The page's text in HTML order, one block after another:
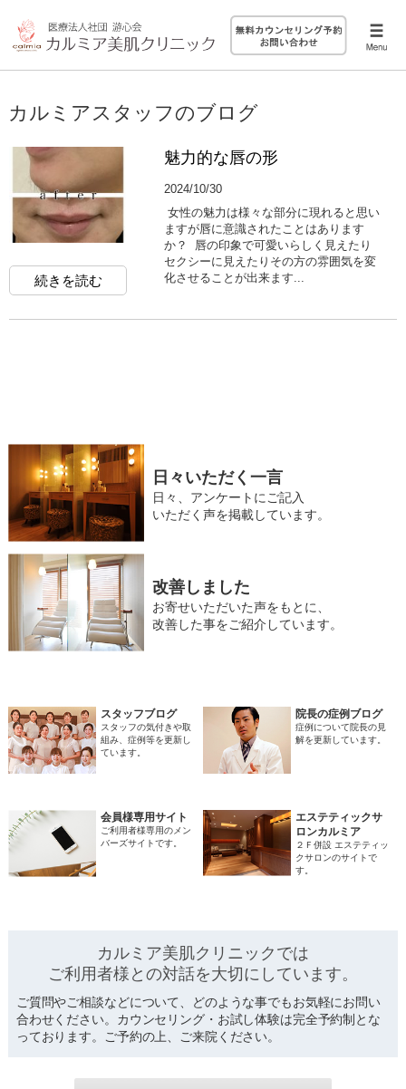
カルミアスタッフのブログ
続きを読む
魅力的な唇の形
2024/10/30
女性の魅力は様々な部分に現れると思い
ますが唇に意識されたことはあります
か？ 唇の印象で可愛いらしく見えたり
セクシーに見えたりその方の雰囲気を変
化させることが出来ます...
日々いただく一言
日々、アンケートにご記入
いただく声を掲載しています。
改善しました
お寄せいただいた声をもとに、
改善した事をご紹介しています。
スタッフブログ
スタッフの気付きや取
組み、症例等を更新し
ています。
院長の症例ブログ
症例について院長の見
解を更新しています。
会員様専用サイト
ご利用者様専用のメン
バーズサイトです。
エステティックサ
ロンカルミア
２Ｆ併設 エステティッ
クサロンのサイトで
す。
カルミア美肌クリニックでは
ご利用者様との対話を大切にしています。
ご質問やご相談などについて、どのような事でもお気軽にお問い
合わせください。カウンセリング・お試し体験は完全予約制とな
っております。ご予約の上、ご来院ください。